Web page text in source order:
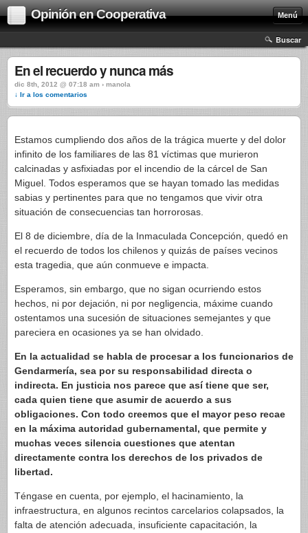
Opinión en Cooperativa Menú
Buscar
En el recuerdo y nunca más
dic 8th, 2012 @ 07:18 am › manola
↓ Ir a los comentarios
Estamos cumpliendo dos años de la trágica muerte y del dolor
infinito de los familiares de las 81 víctimas que murieron
calcinadas y asfixiadas por el incendio de la cárcel de San
Miguel. Todos esperamos que se hayan tomado las medidas
sabias y pertinentes para que no tengamos que vivir otra
situación de consecuencias tan horrorosas.
El 8 de diciembre, día de la Inmaculada Concepción, quedó en
el recuerdo de todos los chilenos y quizás de países vecinos
esta tragedia, que aún conmueve e impacta.
Esperamos, sin embargo, que no sigan ocurriendo estos
hechos, ni por dejación, ni por negligencia, máxime cuando
ostentamos una sucesión de situaciones semejantes y que
pareciera en ocasiones ya se han olvidado.
En la actualidad se habla de procesar a los funcionarios de
Gendarmería, sea por su responsabilidad directa o
indirecta. En justicia nos parece que así tiene que ser,
cada quien tiene que asumir de acuerdo a sus
obligaciones. Con todo creemos que el mayor peso recae
en la máxima autoridad gubernamental, que permite y
muchas veces silencia cuestiones que atentan
directamente contra los derechos de los privados de
libertad.
Téngase en cuenta, por ejemplo, el hacinamiento, la
infraestructura, en algunos recintos carcelarios colapsados, la
falta de atención adecuada, insuficiente capacitación, la